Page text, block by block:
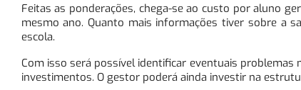
Feitas as ponderações, chega-se ao custo por aluno
mesmo ano. Quanto mais informações tiver sobre a
escola.
Com isso será possível identificar eventuais
investimentos. O gestor poderá ainda investir na